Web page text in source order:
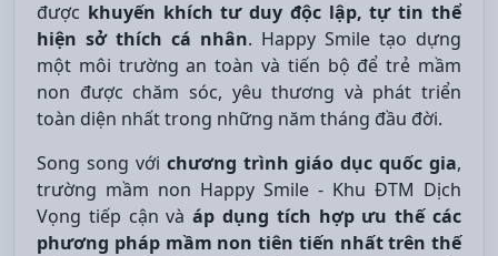
được khuyến khích tư duy độc lập, tự tin thể
hiện sở thích cá nhân. Happy Smile tạo dựng
một môi trường an toàn và tiến bộ để trẻ mầm
non được chăm sóc, yêu thương và phát triển
toàn diện nhất trong những năm tháng đầu đời.
Song song với chương trình giáo dục quốc gia,
trường mầm non Happy Smile - Khu ĐTM Dịch
Vọng tiếp cận vàáp dụng tích hợp ưu thế các
phương pháp mầm non tiên tiến nhất trên thế